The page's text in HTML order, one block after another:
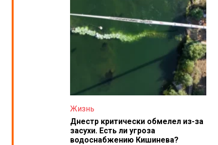
Жизнь
Днестр критически обмелел из-за
засухи. Есть ли угроза
водоснабжению Кишинева?